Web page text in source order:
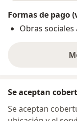
Formas de pago
Obras
Se aceptan
Se aceptan